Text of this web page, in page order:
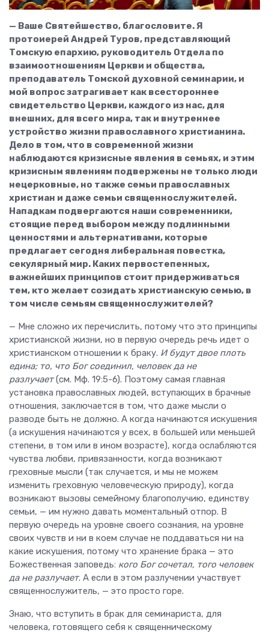
— Ваше Святейшество, благословите. Я
протоиерей Андрей Туров, представляющий
Томскую епархию, руководитель Отдела по
взаимоотношениям Церкви и общества,
преподаватель Томской духовной семинарии, и
мой вопрос затрагивает как всестороннее
свидетельство Церкви, каждого из нас, для
внешних, для всего мира, так и внутреннее
устройство жизни православного христианина.
Дело в том, что в современной жизни
наблюдаются кризисные явления в семьях, и этим
кризисным явлениям подвержены не только люди
нецерковные, но также семьи православных
христиан и даже семьи священнослужителей.
Нападкам подвергаются наши современники,
стоящие перед выбором между подлинными
ценностями и альтернативами, которые
предлагает сегодня либеральная повестка,
секулярный мир. Каких первостепенных,
важнейших принципов стоит придерживаться
тем, кто желает созидать христианскую семью, в
том числе семьям священнослужителей?
— Мне сложно их перечислить, потому что это принципы
христианской жизни, но в первую очередь речь идет о
христианском отношении к браку. И будут двое плоть
едина; то, что Бог соединил, человек да не
разлучает(см. Мф. 19:5-6). Поэтому самая главная
установка православных людей, вступающих в брачные
отношения, заключается в том, что даже мысли о
разводе быть не должно. А когда начинаются искушения
(а искушения начинаются у всех, в большей или меньшей
степени, в том или в ином возрасте), когда ослабляются
чувства любви, привязанности, когда возникают
греховные мысли (так случается, и мы не можем
изменить греховную человеческую природу), когда
возникают вызовы семейному благополучию, единству
семьи, — им нужно давать моментальный отпор. В
первую очередь на уровне своего сознания, на уровне
своих чувств и ни в коем случае не поддаваться ни на
какие искушения, потому что хранение брака — это
Божественная заповедь: кого Бог сочетал, того человек
да не разлучает. А если в этом разлучении участвует
священнослужитель, — это просто горе.
Знаю, что вступить в брак для семинариста, для
человека, готовящего себя к священническому